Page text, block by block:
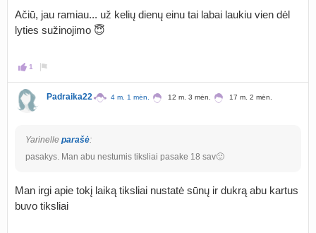
Ačiū, jau ramiau... už kelių dienų einu tai labai laukiu vien dėl
lyties sužinojimo 😇
1
Padraika22 4 m. 1 mėn. 12 m. 3 mėn. 17 m. 2 mėn.
Yarinelle parašė:
pasakys. Man abu nestumis tiksliai pasake 18 sav🙂
Man irgi apie tokį laiką tiksliai nustatė sūnų ir dukrą abu kartus
buvo tiksliai